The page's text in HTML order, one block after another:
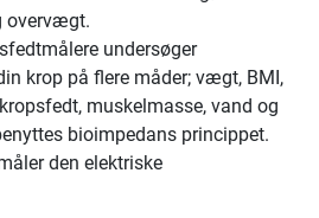
overvægt.
undersøger
krop på flere måder; vægt, BMI,
muskelmasse, vand og
bioimpedans princippet.
den elektriske